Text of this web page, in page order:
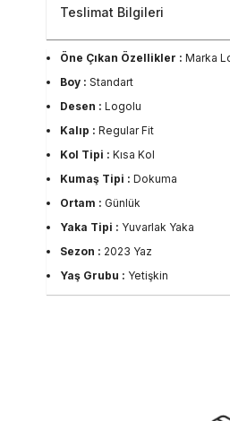
Teslimat Bilgileri
Öne Çıkan Özellikler : Marka
Boy : Standart
Desen : Logolu
Kalıp : Regular Fit
Kol Tipi : Kısa Kol
Kumaş Tipi : Dokuma
Ortam : Günlük
Yaka Tipi : Yuvarlak Yaka
Sezon : 2023 Yaz
Yaş Grubu : Yetişkin
Görsel Açıklaması :Stüdyo